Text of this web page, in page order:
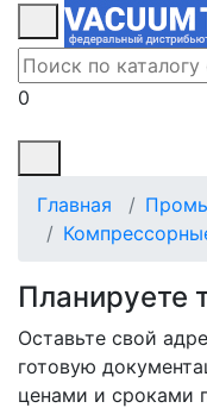
0
Главная
Планируете
Оставьте свой
готовую
ценами и сроками